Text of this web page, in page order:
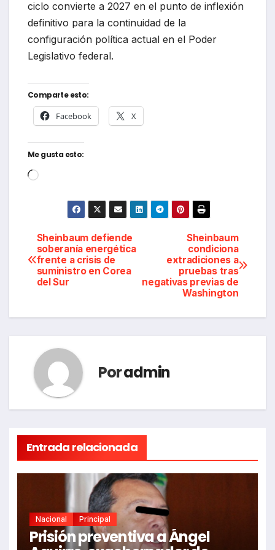
ciclo convierte a 2027 en el punto de inflexión
definitivo para la continuidad de la
configuración política actual en el Poder
Legislativo federal.
Comparte esto:
Facebook X
Me gusta esto:
Cargando...
Navegación
de
entradas
Sheinbaum
condiciona
extradiciones a
pruebas tras
negativas previas de
Washington
Sheinbaum defiende
soberanía energética
frente a crisis de
suministro en Corea
del Sur
Poradmin
Entrada relacionada
Nacional Principal
Prisión preventiva a Ángel